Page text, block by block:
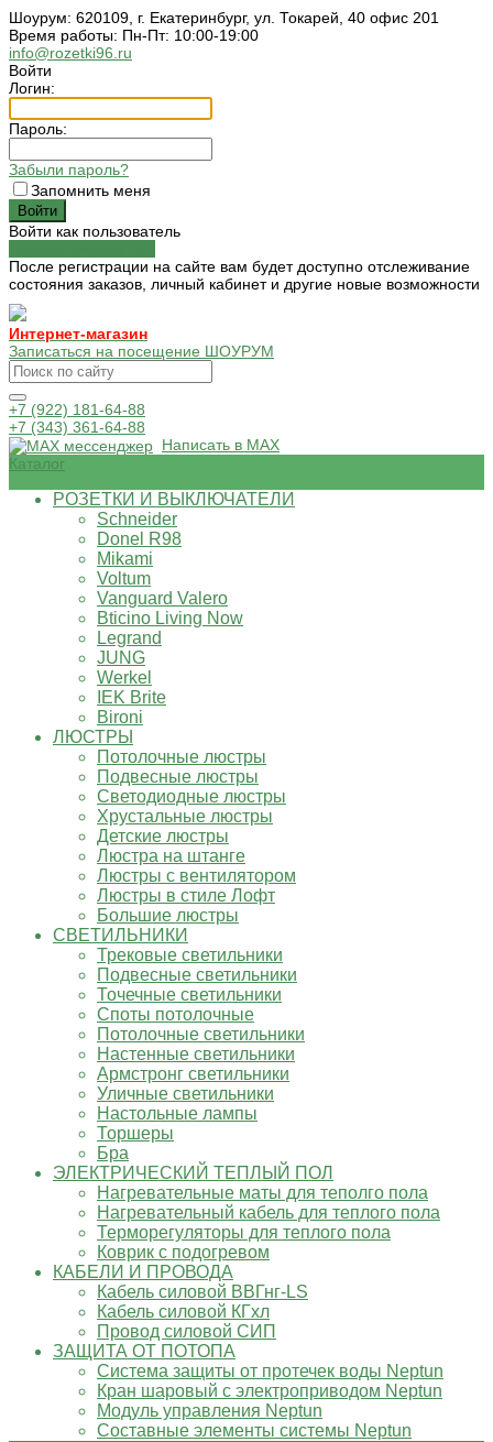
Шоурум: 620109, г. Екатеринбург, ул. Токарей, 40 офис 201
Время работы: Пн-Пт: 10:00-19:00
info@rozetki96.ru
Войти
Логин:
Пароль:
Забыли пароль?
Запомнить меня
Войти как пользователь
После регистрации на сайте вам будет доступно отслеживание
состояния заказов, личный кабинет и другие новые возможности
Интернет-магазин
Записаться на посещение ШОУРУМ
+7 (922) 181-64-88
+7 (343) 361-64-88
Написать в MAX
Каталог
РОЗЕТКИ И ВЫКЛЮЧАТЕЛИ
Schneider
Donel R98
Mikami
Voltum
Vanguard Valero
Bticino Living Now
Legrand
JUNG
Werkel
IEK Brite
Bironi
ЛЮСТРЫ
Потолочные люстры
Подвесные люстры
Светодиодные люстры
Хрустальные люстры
Детские люстры
Люстра на штанге
Люстры с вентилятором
Люстры в стиле Лофт
Большие люстры
СВЕТИЛЬНИКИ
Трековые светильники
Подвесные светильники
Точечные светильники
Споты потолочные
Потолочные светильники
Настенные светильники
Армстронг светильники
Уличные светильники
Настольные лампы
Торшеры
Бра
ЭЛЕКТРИЧЕСКИЙ ТЕПЛЫЙ ПОЛ
Нагревательные маты для теполго пола
Нагревательный кабель для теплого пола
Терморегуляторы для теплого пола
Коврик с подогревом
КАБЕЛИ И ПРОВОДА
Кабель силовой ВВГнг-LS
Кабель силовой КГхл
Провод силовой СИП
ЗАЩИТА ОТ ПОТОПА
Система защиты от протечек воды Neptun
Кран шаровый с электроприводом Neptun
Модуль управления Neptun
Составные элементы системы Neptun